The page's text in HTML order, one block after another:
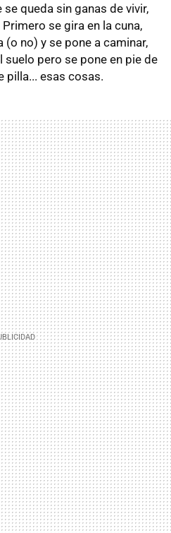
queda sin ganas de vivir,
se gira en la cuna,
(o no) y se pone a caminar,
pero se pone en pie de
pilla... esas cosas.